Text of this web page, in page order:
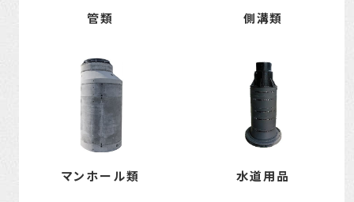
管類 側溝類
マンホール類 水道用品